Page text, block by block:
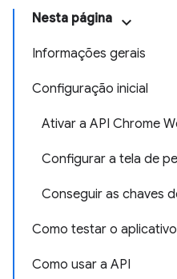
Nesta página
Informações gerais
Configuração inicial
Ativar a API Chrome
Configurar a tela de
Conseguir as chaves
Como testar o
Como usar a API